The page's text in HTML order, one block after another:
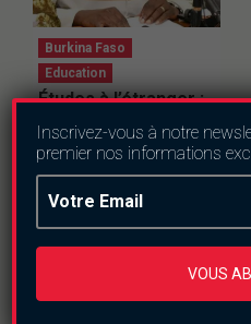
Burkina Faso
Education
Études à l’étranger :
le gouvernement
veut « encadrer et
protéger », pas «
jeudi le 2 juillet 2026
Inscrivez-vous à notre
premier nos informations
VOUS